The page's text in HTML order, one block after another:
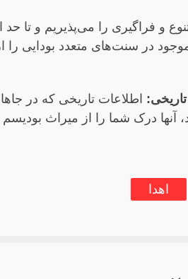
و فراگیری را می‌پذیریم و تا
در سنت‌های متعدد بودایی را
اطلاعات تاریخی که در
آنها درک شما را از میراث
اهدا